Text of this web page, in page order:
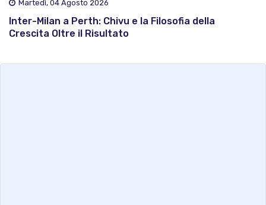
Martedì, 04 Agosto 2026
Inter-Milan a Perth: Chivu e la Filosofia della
Crescita Oltre il Risultato